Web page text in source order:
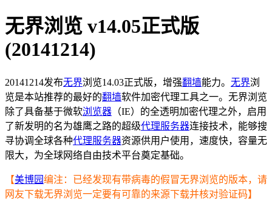
无界浏览 v14.05正式版
(20141214)
20141214发布无界浏览14.03正式版，增强翻墙能力。 无界浏
览是本站推荐的最好的翻墙软件加密代理工具之一。无界浏览
除了具备基于微软浏览器 （IE）的全透明加密代理之外，启用
了新发明的名为雄鹰之路的超级代理服务器连接技术，能够搜
寻协调全球各种代理服务器资源供用户使用，速度快，容量无
限大，为全球网络自由技术平台奠定基础。
【美博园编注：已经发现有带病毒的假冒无界浏览的版本，请
网友下载无界浏览一定要有可靠的来源下载并核对验证码】